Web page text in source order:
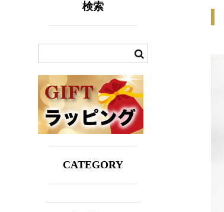
検索
CATEGORY